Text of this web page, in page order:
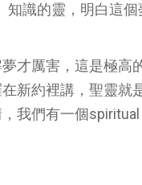
識的靈，明白這個
才厲害，這是極
新約裡講，聖靈
我們有一個